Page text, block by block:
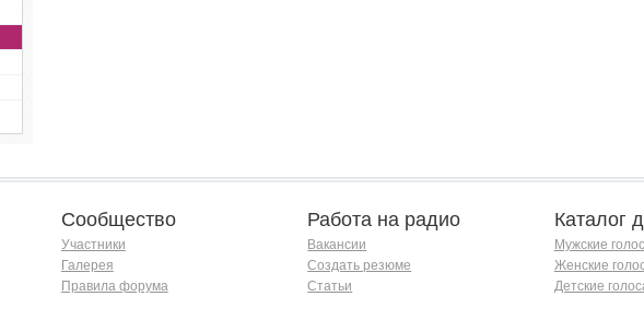
Сообщество
Участники
Галерея
Правила форума
Работа на радио
Вакансии
Создать резюме
Статьи
Каталог
Мужские
Женские
Детские